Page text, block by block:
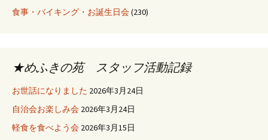
食事・バイキング・お誕生日会(230)
★めふきの苑 スタッフ活動記録
お世話になりました 2026年3月24日
自治会お楽しみ会 2026年3月24日
軽食を食べよう会 2026年3月15日